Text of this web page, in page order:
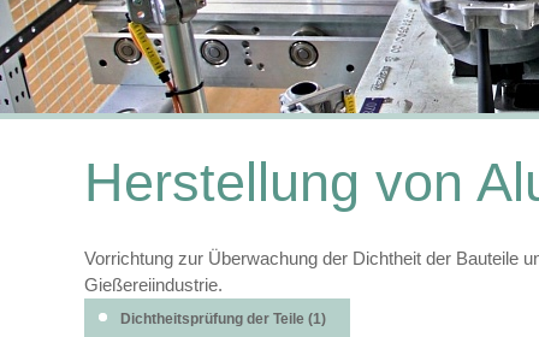
Herstellung von
Vorrichtung zur Überwachung der Dichtheit der Bauteile
Gießereiindustrie.
Dichtheitsprüfung der Teile (1)